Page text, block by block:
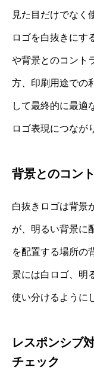
見た目だけでなく
ロゴを白抜きにす
や背景とのコント
方、印刷用途での
して最終的に最適
ロゴ表現につなが
背景とのコン
白抜きロゴは背景
が、明るい背景に
を配置する場所の
景には白ロゴ、明
使い分けるように
レスポンシブ
チェック